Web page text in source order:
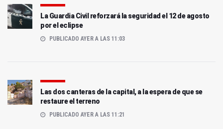
La Guardia Civil reforzará la seguridad el 12 de agosto
por el eclipse
PUBLICADO AYER A LAS 11:03
Las dos canteras de la capital, a la espera de que se
restaure el terreno
PUBLICADO AYER A LAS 11:21